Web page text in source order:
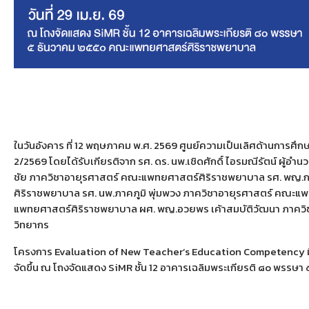
ในวันอังคาร ที่ 12 พฤษภาคม พ.ศ. 2569 ศูนย์ความเป็นเลิศด้านการ
2/2569 โดยได้รับเกียรติจาก รศ. ดร. นพ.เชิดศักดิ์ ไอรมณีรัตน์ ผู้อ
ชัย ภาควิชาอายุรศาสตร์ คณะแพทยศาสตร์ศิริราชพยาบาล รศ. พญ.
ศิริราชพยาบาล รศ. นพ.ภาคภูมิ พุ่มพวงภาควิชาอายุรศาสตร์ คณะ
แพทยศาสตร์ศิริราชพยาบาล ผศ. พญ.อวยพร เค้าสมบัติวัฒนา ภาควิ
วิทยากร
โครงการ Evaluation of New Teacher’s Education
จัดขึ้น ณ โถงจัดแสดง SiMR ชั้น 12 อาคารเฉลิมพระเกียรติ ๘o พร